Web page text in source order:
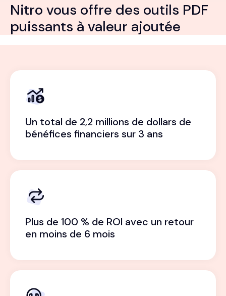
Nitro vous offre des outils PDF
puissants à valeur ajoutée
Un total de 2,2 millions de dollars de
bénéfices financiers sur 3 ans
Plus de 100 % de ROI avec un retour
en moins de 6 mois